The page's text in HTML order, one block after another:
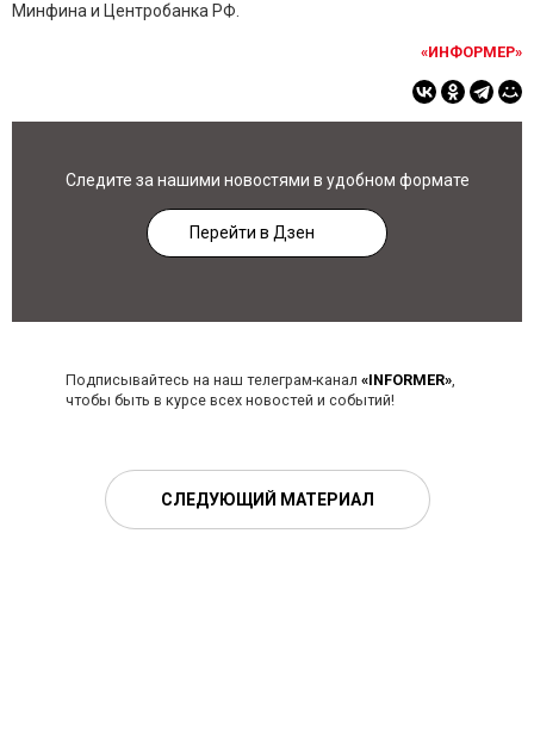
Минфина и Центробанка РФ.
«ИНФОРМЕР»
Следите за нашими новостями в удобном формате
Перейти в Дзен
Подписывайтесь на наш телеграм-канал «INFORMER»,
чтобы быть в курсе всех новостей и событий!
СЛЕДУЮЩИЙ МАТЕРИАЛ